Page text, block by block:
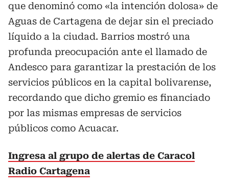
que denominó como «la intención dolosa» de
Aguas de Cartagena de dejar sin el preciado
líquido a la ciudad. Barrios mostró una
profunda preocupación ante el llamado de
Andesco para garantizar la prestación de los
servicios públicos en la capital bolivarense,
recordando que dicho gremio es financiado
por las mismas empresas de servicios
públicos como Acuacar.
Ingresa al grupo de alertas de Caracol
Radio Cartagena